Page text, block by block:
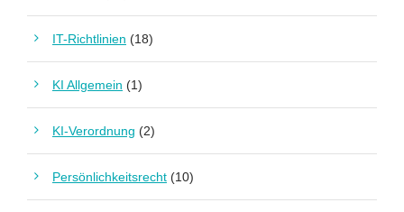
IT-Richtlinien (18)
KI Allgemein (1)
KI-Verordnung (2)
Persönlichkeitsrecht (10)